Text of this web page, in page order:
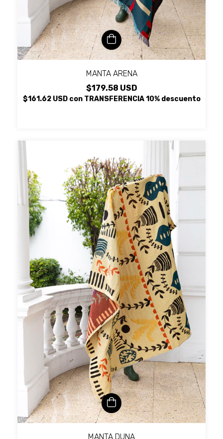
MANTA ARENA
$179.58 USD
$161.62 USD con TRANSFERENCIA 10% descuento
MANTA DUNA